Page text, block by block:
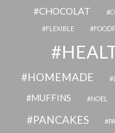
CHOCOLAT
FLEXIBLE
HOMEMADE
MUFFINS NOEL
PANCAKES